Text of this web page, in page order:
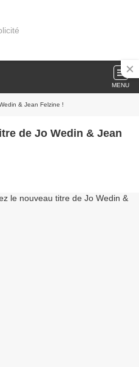
MENU
& Jean Felzine !
de Jo Wedin & Jean